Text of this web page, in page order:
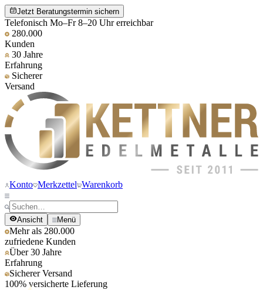
Jetzt Beratungstermin sichern
Telefonisch Mo–Fr 8–20 Uhr erreichbar
280.000
Kunden
30 Jahre
Erfahrung
Sicherer
Versand
Konto Merkzettel Warenkorb
Ansicht Menü
Mehr als 280.000
zufriedene Kunden
Über 30 Jahre
Erfahrung
Sicherer Versand
100% versicherte Lieferung